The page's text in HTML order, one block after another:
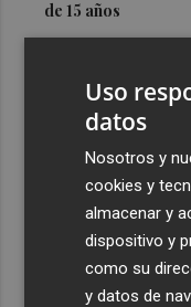
de 15 años
euros de Carrasco"
obras de reforma
Castelló acelera el
playas y el
evento histórico"
Uso
datos
Nosotros y
cookies y
almacenar y
dispositivo y
como su
y datos de